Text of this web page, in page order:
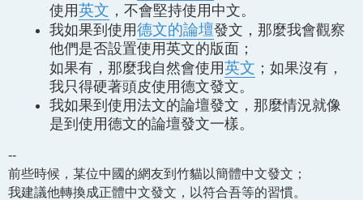
使用英文 ，不會堅持使用中文。
我如果到使用德文的論壇發文，那麼我會觀察
他們是否設置使用英文的版面；
如果有，那麼我自然會使用英文 ；如果沒有，
我只得硬著頭皮使用德文發文。
我如果到使用法文的論壇發文，那麼情況就像
是到使用德文的論壇發文一樣。
--
前些時候，某位中國的網友到竹貓以簡體中文發文；
我建議他轉換成正體中文發文，以符合吾等的習慣。